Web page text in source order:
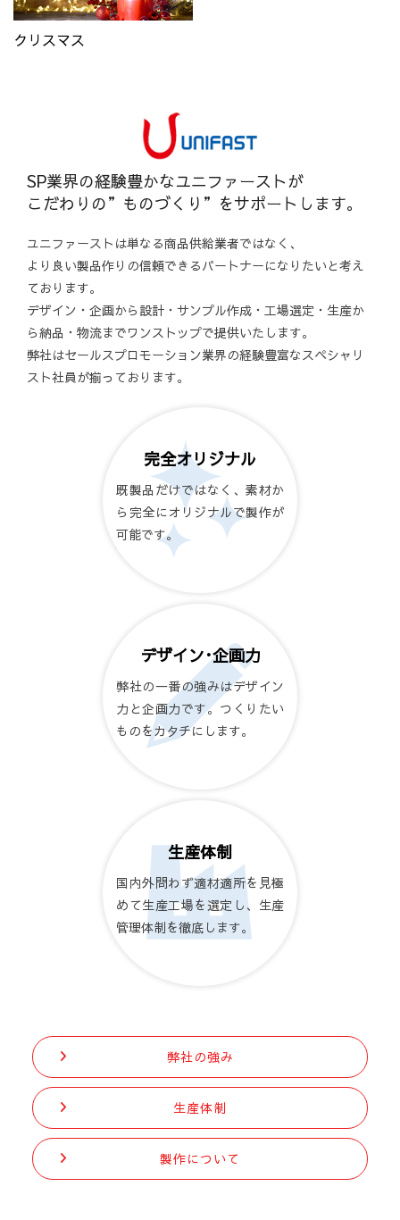
クリスマス
SP業界の経験豊かなユニファーストが
こだわりの”ものづくり”をサポートします。
ユニファーストは単なる商品供給業者ではなく、
より良い製品作りの信頼できるパートナーになりたいと考え
ております。
デザイン・企画から設計・サンプル作成・工場選定・生産か
ら納品・物流までワンストップで提供いたします。
弊社はセールスプロモーション業界の経験豊富なスペシャリ
スト社員が揃っております。
完全オリジナル
既製品だけではなく、素材か
ら完全にオリジナルで製作が
可能です。
デザイン･企画力
弊社の一番の強みはデザイン
力と企画力です。つくりたい
ものをカタチにします。
生産体制
国内外問わず適材適所を見極
めて生産工場を選定し、生産
管理体制を徹底します。
弊社の強み
生産体制
製作について